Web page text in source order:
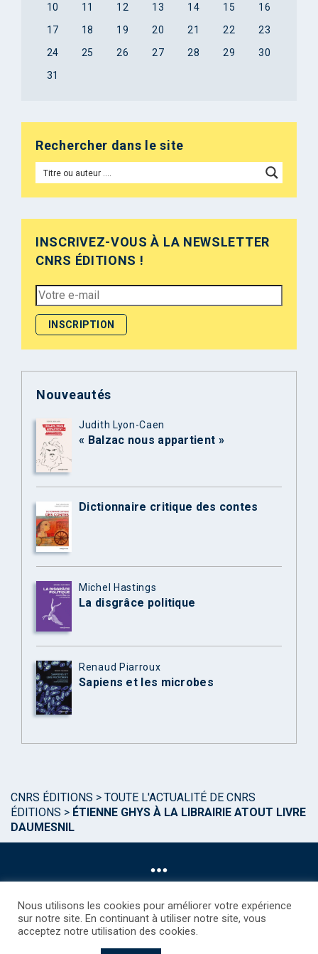
10
11 12 13 14 15
16
17
18 19 20 21 22
23
24
25 26 27 28 29
30
31
Rechercher dans le site
INSCRIVEZ-VOUS À LA NEWSLETTER
CNRS ÉDITIONS !
Nouveautés
Judith Lyon-Caen
« Balzac nous appartient »
Dictionnaire critique des contes
Michel Hastings
La disgrâce politique
Renaud Piarroux
Sapiens et les microbes
CNRS ÉDITIONS > TOUTE L'ACTUALITÉ DE CNRS
ÉDITIONS > ÉTIENNE GHYS À LA LIBRAIRIE ATOUT LIVRE
DAUMESNIL
©CNRS EDITIONS 2025
Nous utilisons les cookies pour améliorer votre expérience
sur notre site. En continuant à utiliser notre site, vous
acceptez notre utilisation des cookies.